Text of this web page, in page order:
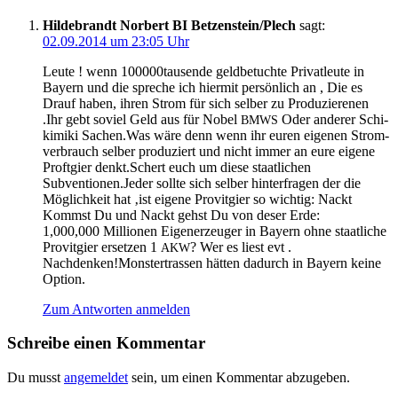
Hildebrandt Norbert BI Betzenstein/Plech sagt:
02.09.2014 um 23:05 Uhr
Leu­te ! wenn 100000tausende geld­be­tuch­te Pri­vat­leu­te in
Bay­ern und die spre­che ich hier­mit per­sön­lich an , Die es
Drauf haben, ihren Strom für sich sel­ber zu Pro­du­zie­re­nen
.Ihr gebt soviel Geld aus für Nobel BMWS Oder ande­rer Schi­
ki­mi­ki Sachen.Was wäre denn wenn ihr euren eige­nen Strom­
ver­brauch sel­ber pro­du­ziert und nicht immer an eure eige­ne
Proft­gier denkt.Schert euch um die­se staat­li­chen
Subventionen.Jeder soll­te sich sel­ber hin­ter­fra­gen der die
Mög­lich­keit hat ‚ist eige­ne Pro­vitgier so wich­tig: Nackt
Kommst Du und Nackt gehst Du von deser Erde:
1,000,000 Mil­lio­nen Eigen­erzeu­ger in Bay­ern ohne staat­li­che
Pro­vitgier erset­zen 1 AKW? Wer es liest evt .
Nachdenken!Monstertrassen hät­ten dadurch in Bay­ern kei­ne
Option.
Zum Antworten anmelden
Schreibe einen Kommentar
Du musst angemeldet sein, um einen Kommentar abzugeben.